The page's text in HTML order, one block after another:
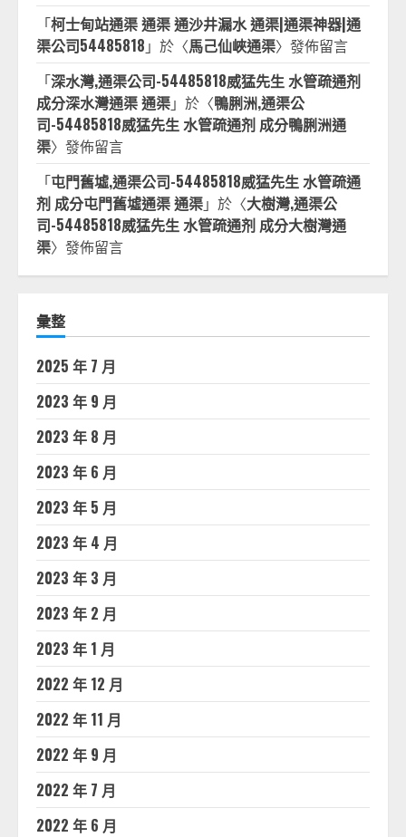
「柯士甸站通渠 通渠 通沙井漏水 通渠|通渠神器|通
渠公司54485818 」於〈馬己仙峽通渠〉發佈留言
「深水灣,通渠公司-54485818威猛先生 水管疏通剂
成分深水灣通渠 通渠」於〈鴨脷洲,通渠公
司-54485818威猛先生 水管疏通剂 成分鴨脷洲通
渠〉發佈留言
「屯門舊墟,通渠公司-54485818威猛先生 水管疏通
剂 成分屯門舊墟通渠 通渠」於〈大樹灣,通渠公
司-54485818威猛先生 水管疏通剂 成分大樹灣通
渠〉發佈留言
彙整
2025 年 7 月
2023 年 9 月
2023 年 8 月
2023 年 6 月
2023 年 5 月
2023 年 4 月
2023 年 3 月
2023 年 2 月
2023 年 1 月
2022 年 12 月
2022 年 11 月
2022 年 9 月
2022 年 7 月
2022 年 6 月